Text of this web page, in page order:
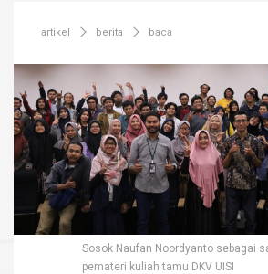
artikel berita baca
Sosok Naufan Noordyanto sebagai
pemateri kuliah tamu DKV UISI